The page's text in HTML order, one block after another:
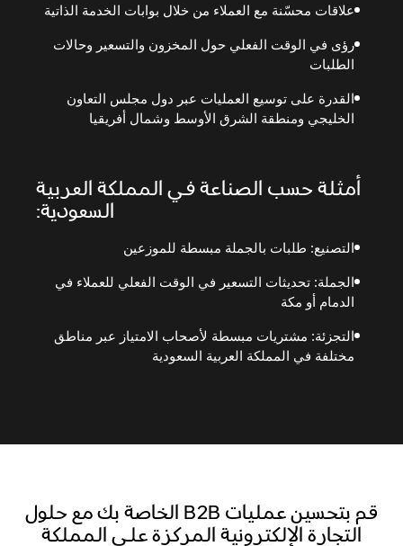
علاقات محسّنة مع العملاء من خلال بوابات الخدمة الذاتية
رؤى في الوقت الفعلي حول المخزون والتسعير وحالات
الطلبات
القدرة على توسيع العمليات عبر دول مجلس التعاون
الخليجي ومنطقة الشرق الأوسط وشمال أفريقيا
أمثلة حسب الصناعة في المملكة العربية
السعودية:
التصنيع: طلبات بالجملة مبسطة للموزعين
الجملة: تحديثات التسعير في الوقت الفعلي للعملاء في
الدمام أو مكة
التجزئة: مشتريات مبسطة لأصحاب الامتياز عبر مناطق
مختلفة في المملكة العربية السعودية
قم بتحسين عمليات B2B الخاصة بك مع حلول
التجارة الإلكترونية المركزة على المملكة